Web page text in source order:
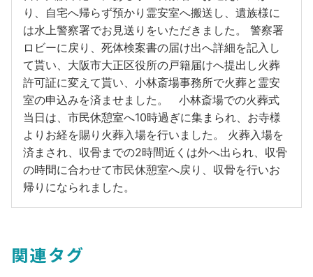
り、自宅へ帰らず預かり霊安室へ搬送し、遺族様に
は水上警察署でお見送りをいただきました。 警察署
ロビーに戻り、死体検案書の届け出へ詳細を記入し
て貰い、大阪市大正区役所の戸籍届けへ提出し火葬
許可証に変えて貰い、小林斎場事務所で火葬と霊安
室の申込みを済ませました。 小林斎場での火葬式
当日は、市民休憩室へ10時過ぎに集まられ、お寺様
よりお経を賜り火葬入場を行いました。 火葬入場を
済まされ、収骨までの2時間近くは外へ出られ、収骨
の時間に合わせて市民休憩室へ戻り、収骨を行いお
帰りになられました。
関連タグ